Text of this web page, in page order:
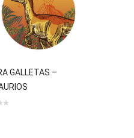
GALLETAS –